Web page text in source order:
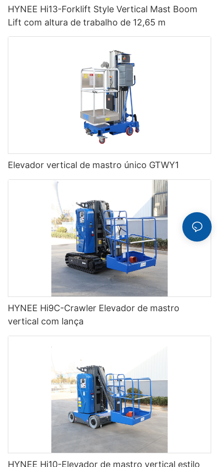
HYNEE Hi13-Forklift Style Vertical Mast Boom
Lift com altura de trabalho de 12,65 m
Elevador vertical de mastro único GTWY1
HYNEE Hi9C-Crawler Elevador de mastro
vertical com lança
HYNEE Hi10-Elevador de mastro vertical estilo